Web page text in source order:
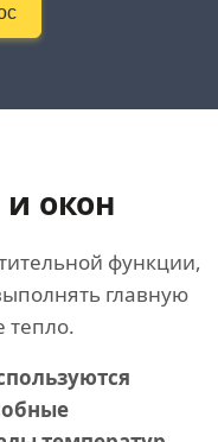
окон
функции,
главную
тепло.